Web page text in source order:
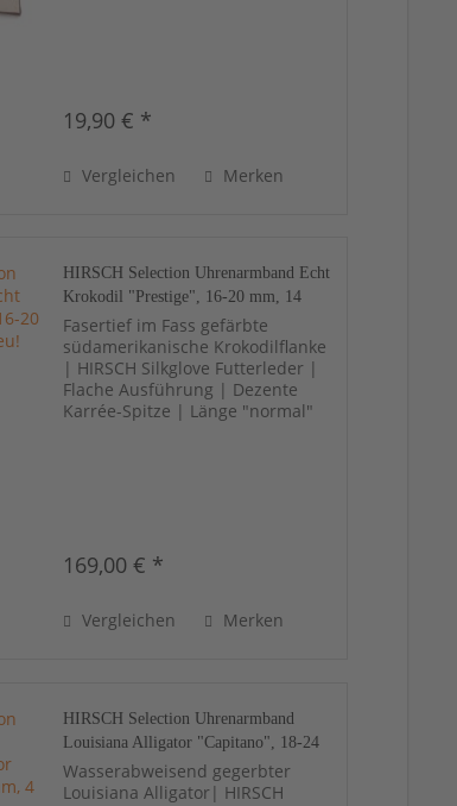
19,90 € *
Vergleichen Merken
HIRSCH Selection Uhrenarmband Echt
Krokodil "Prestige", 16-20 mm, 14
Farben, neu!
Fasertief im Fass gefärbte
südamerikanische Krokodilflanke
| HIRSCH Silkglove Futterleder |
Flache Ausführung | Dezente
Karrée-Spitze | Länge "normal"
169,00 € *
Vergleichen Merken
HIRSCH Selection Uhrenarmband
Louisiana Alligator "Capitano", 18-24
mm, 4 Farben, neu!
Wasserabweisend gegerbter
Louisiana Alligator| HIRSCH